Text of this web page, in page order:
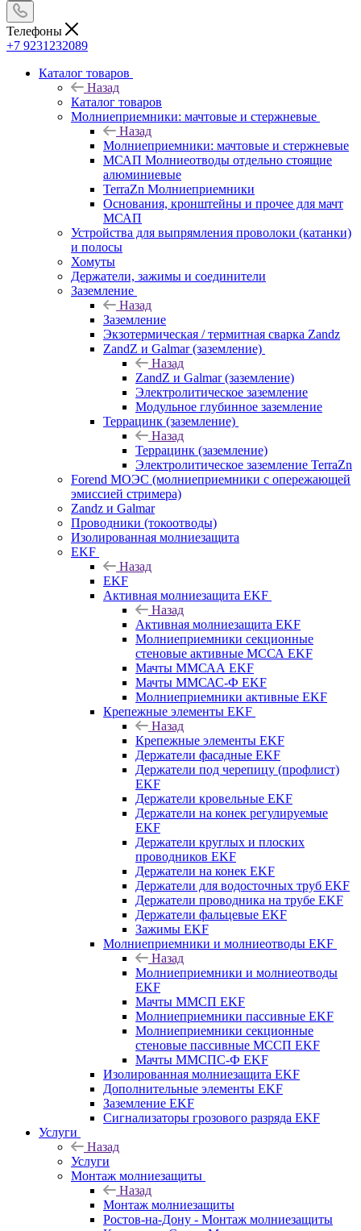
Телефоны
+7 9231232089
Каталог товаров
Назад
Каталог товаров
Молниеприемники: мачтовые и стержневые
Назад
Молниеприемники: мачтовые и стержневые
МСАП Молниеотводы отдельно стоящие
алюминиевые
TerraZn Молниеприемники
Основания, кронштейны и прочее для мачт
МСАП
Устройства для выпрямления проволоки (катанки)
и полосы
Хомуты
Держатели, зажимы и соединители
Заземление
Назад
Заземление
Экзотермическая / термитная сварка Zandz
ZandZ и Galmar (заземление)
Назад
ZandZ и Galmar (заземление)
Электролитическое заземление
Модульное глубинное заземление
Террацинк (заземление)
Назад
Террацинк (заземление)
Электролитическое заземление TerraZn
Forend МОЭС (молниеприемники с опережающей
эмиссией стримера)
Zandz и Galmar
Проводники (токоотводы)
Изолированная молниезащита
EKF
Назад
EKF
Активная молниезащита EKF
Назад
Активная молниезащита EKF
Молниеприемники секционные
стеновые активные МССА EKF
Мачты ММСАА EKF
Мачты ММСАС-Ф EKF
Молниеприемники активные EKF
Крепежные элементы EKF
Назад
Крепежные элементы EKF
Держатели фасадные EKF
Держатели под черепицу (профлист)
EKF
Держатели кровельные EKF
Держатели на конек регулируемые
EKF
Держатели круглых и плоских
проводников EKF
Держатели на конек EKF
Держатели для водосточных труб EKF
Держатели проводника на трубе EKF
Держатели фальцевые EKF
Зажимы EKF
Молниеприемники и молниеотводы EKF
Назад
Молниеприемники и молниеотводы
EKF
Мачты ММСП EKF
Молниеприемники пассивные EKF
Молниеприемники секционные
стеновые пассивные МССП EKF
Мачты ММСПС-Ф EKF
Изолированная молниезащита EKF
Дополнительные элементы EKF
Заземление EKF
Сигнализаторы грозового разряда EKF
Услуги
Назад
Услуги
Монтаж молниезащиты
Назад
Монтаж молниезащиты
Ростов-на-Дону - Монтаж молниезащиты